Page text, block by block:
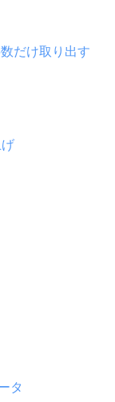
だけ取り出す
タ